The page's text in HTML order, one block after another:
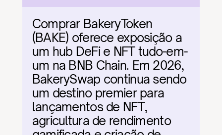
Comprar BakeryToken
(BAKE) oferece exposição a
um hub DeFi e NFT tudo-em-
um na BNB Chain. Em 2026,
BakerySwap continua sendo
um destino premier para
lançamentos de NFT,
agricultura de rendimento